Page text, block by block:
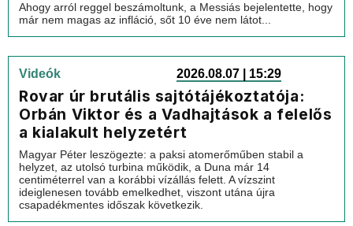
Ahogy arról reggel beszámoltunk, a Messiás bejelentette, hogy
már nem magas az infláció, sőt 10 éve nem látot...
Videók 2026.08.07 | 15:29
Rovar úr brutális sajtótájékoztatója:
Orbán Viktor és a Vadhajtások a felelős
a kialakult helyzetért
Magyar Péter leszögezte: a paksi atomerőműben stabil a
helyzet, az utolsó turbina működik, a Duna már 14
centiméterrel van a korábbi vízállás felett. A vízszint
ideiglenesen tovább emelkedhet, viszont utána újra
csapadékmentes időszak következik.